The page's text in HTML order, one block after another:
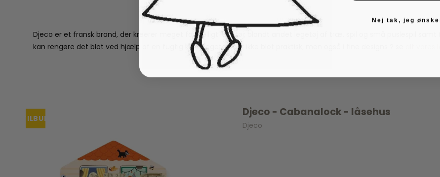
Djeco er et fransk brand, der kreerer meget forskelligt legetøj; blandt andet legetøj af træ, spil og små puslespil
kan rengøre det blot ved hjælp af en fugtig klud. Legetøjet er ikke blot praktisk, men også i fine designs ? se
TILBUD Djeco - Cabanalock - låsehus
Djeco
Nej tak, jeg